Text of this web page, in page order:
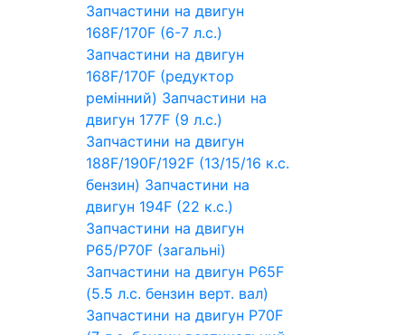
Запчастини на двигун
168F/170F (6-7 л.с.)
Запчастини на двигун
168F/170F (редуктор
ремінний) Запчастини на
двигун 177F (9 л.с.)
Запчастини на двигун
188F/190F/192F (13/15/16 к.с.
бензин) Запчастини на
двигун 194F (22 к.с.)
Запчастини на двигун
P65/P70F (загальні)
Запчастини на двигун P65F
(5.5 л.с. бензин верт. вал)
Запчастини на двигун P70F